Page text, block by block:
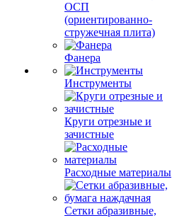
ОСП
(ориентированно-
стружечная плита)
Фанера
Инструменты
Круги отрезные и
зачистные
Расходные материалы
Сетки абразивные,